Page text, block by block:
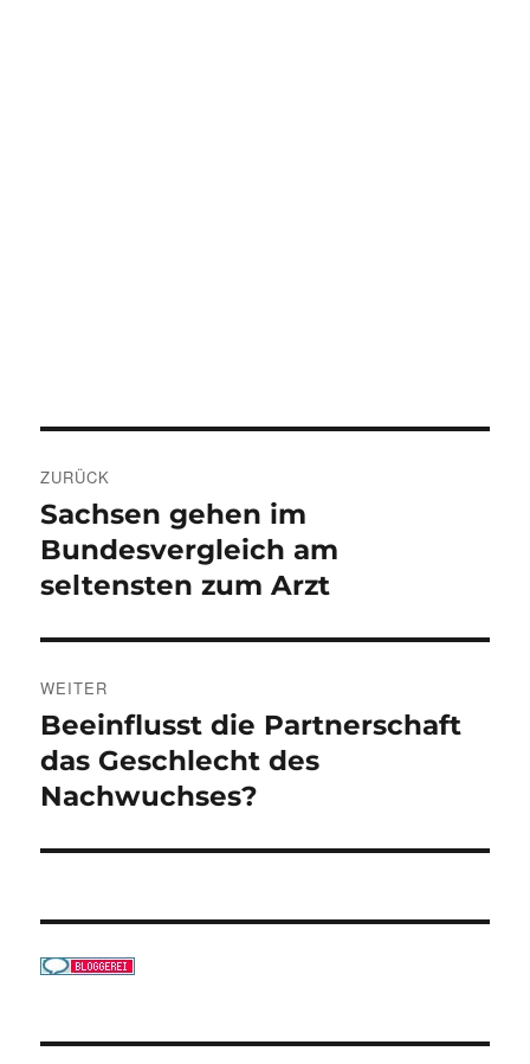
ZURÜCK
Vorheriger
Beitrag:
Sachsen gehen im
Bundesvergleich am
seltensten zum Arzt
WEITER
Nächster
Beitrag:
Beeinflusst die Partnerschaft
das Geschlecht des
Nachwuchses?